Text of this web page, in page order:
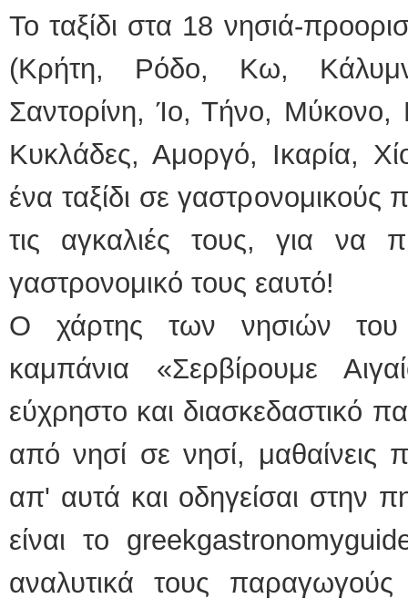
Το ταξίδι στα 18 νησιά-
(Kρήτη, Ρόδο, Κω,
Σαντορίνη, Ίο, Τήνο,
Κυκλάδες, Αμοργό, Ικαρία,
ένα ταξίδι σε
τις αγκαλιές τους, για να
γαστρονομικό τους εαυτό!
Ο χάρτης των νησιών του
καμπάνια «Σερβίρουμε
εύχρηστο και διασκεδαστικό
από νησί σε νησί, μαθαίνεις
απ' αυτά και οδηγείσαι στην
είναι το
αναλυτικά τους